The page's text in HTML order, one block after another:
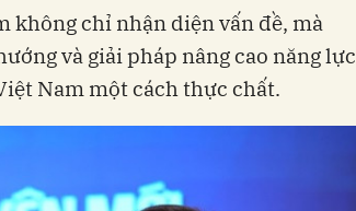
không chỉ nhận diện vấn đề, mà
và giải pháp nâng cao năng lực
Nam một cách thực chất.